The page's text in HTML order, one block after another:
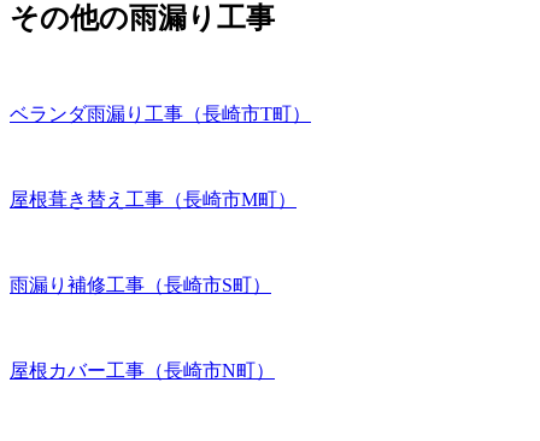
その他の雨漏り工事
ベランダ雨漏り工事（長崎市T町）
屋根葺き替え工事（長崎市M町）
雨漏り補修工事（長崎市S町）
屋根カバー工事（長崎市N町）